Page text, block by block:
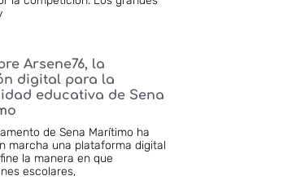
Arsene76, la
digital para la
educativa de Sena
de Sena Marítimo ha
marcha una plataforma digital
la manera en que
escolares,